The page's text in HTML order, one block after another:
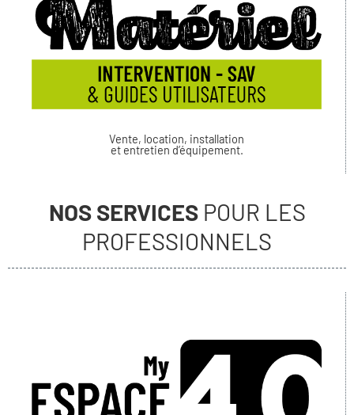
Vente, location, installation
et entretien d’équipement.
NOS SERVICESPOUR LES
PROFESSIONNELS